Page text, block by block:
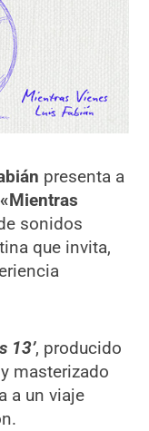
presenta a
«Mientras
sonidos
que invita,
13’, producido
masterizado
a un viaje